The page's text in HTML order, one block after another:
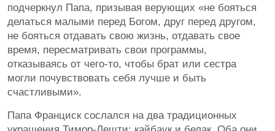
подчеркнул Папа, призывая верующих «не бояться
делаться малыми перед Богом, друг перед другом,
не бояться отдавать свою жизнь, отдавать свое
время, пересматривать свои программы,
отказываясь от чего-то, чтобы брат или сестра
могли почувствовать себя лучше и быть
счастливыми».
Папа Франциск сослался на два традиционных